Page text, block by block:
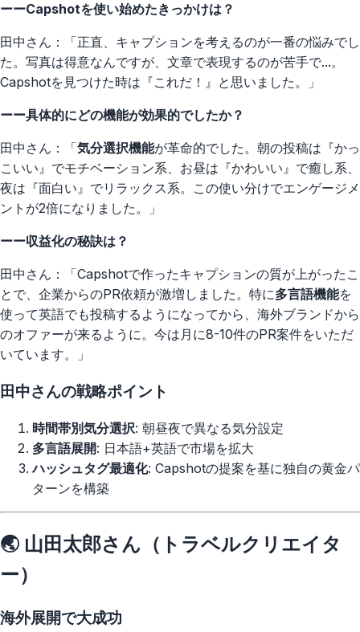
ーーCapshotを使い始めたきっかけは？
田中さん：「正直、キャプションを考えるのが一番の悩みでし
た。写真は得意なんですが、文章で表現するのが苦手で...。
Capshotを見つけた時は『これだ！』と思いました。」
ーー具体的にどの機能が効果的でしたか？
田中さん：「気分選択機能が革命的でした。朝の投稿は『かっ
こいい』でモチベーション系、お昼は『かわいい』で癒し系、
夜は『面白い』でリラックス系。この使い分けでエンゲージメ
ントが2倍になりました。」
ーー収益化の秘訣は？
田中さん：「Capshotで作ったキャプションの質が上がったこ
とで、企業からのPR依頼が激増しました。特に多言語機能を
使って英語でも投稿するようになってから、海外ブランドから
のオファーが来るように。今は月に8-10件のPR案件をいただ
いています。」
田中さんの戦略ポイント
時間帯別気分選択: 朝昼夜で異なる気分設定
多言語展開: 日本語+英語で市場を拡大
ハッシュタグ最適化: Capshotの提案を基に独自の黄金パ
ターンを構築
🌏 山田太郎さん（トラベルクリエイタ
ー）
海外展開で大成功